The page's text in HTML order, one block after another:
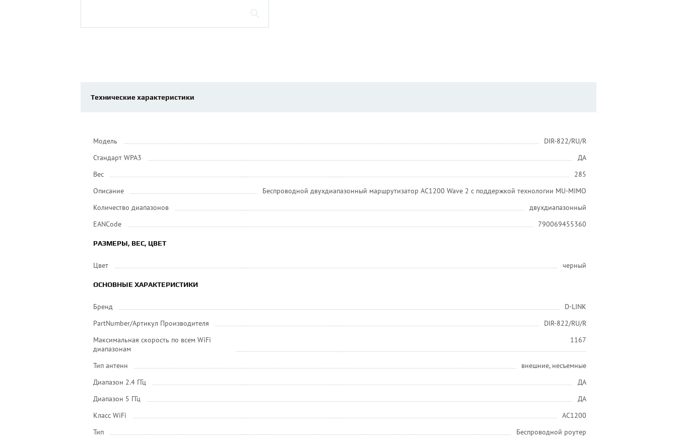
Технические характеристики
Модель
DIR-822/RU/R
Стандарт WPA3
ДА
Вес
285
Описание
Беспроводной двухдиапазонный маршрутизатор AC1200 Wave 2 с поддержкой технологии MU-MIMO
Количество диапазонов
двухдиапазонный
EANCode
790069455360
РАЗМЕРЫ, ВЕС, ЦВЕТ
Цвет черный
ОСНОВНЫЕ ХАРАКТЕРИСТИКИ
Бренд
D-LINK
PartNumber/Артикул Производителя
DIR-822/RU/R
Максимальная скорость по всем WiFi
диапазонам
1167
Тип антенн
внешние, несъемные
Диапазон 2.4 ГГц
ДА
Диапазон 5 ГГц
ДА
Класс WiFi
AC1200
Тип
Беспроводной роутер